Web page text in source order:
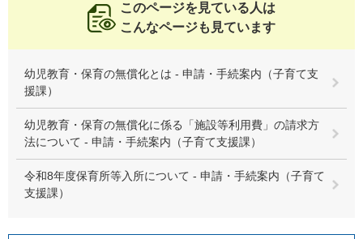
このページを見ている人は
こんなページも見ています
幼児教育・保育の無償化とは - 申請・手続案内（子育て支
援課）
幼児教育・保育の無償化に係る「施設等利用費」の請求方
法について - 申請・手続案内（子育て支援課）
令和8年度保育所等入所について - 申請・手続案内（子育て
支援課）